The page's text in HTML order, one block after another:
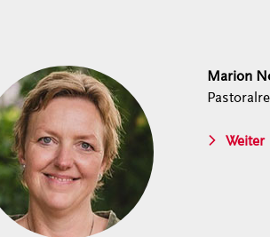
Marion
Weiter